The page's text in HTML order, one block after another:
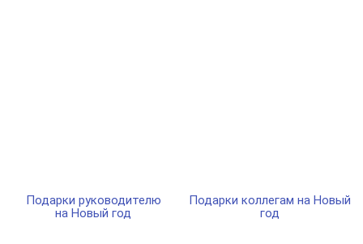
Подарки руководителю
на Новый год
Подарки коллегам на Новый
год